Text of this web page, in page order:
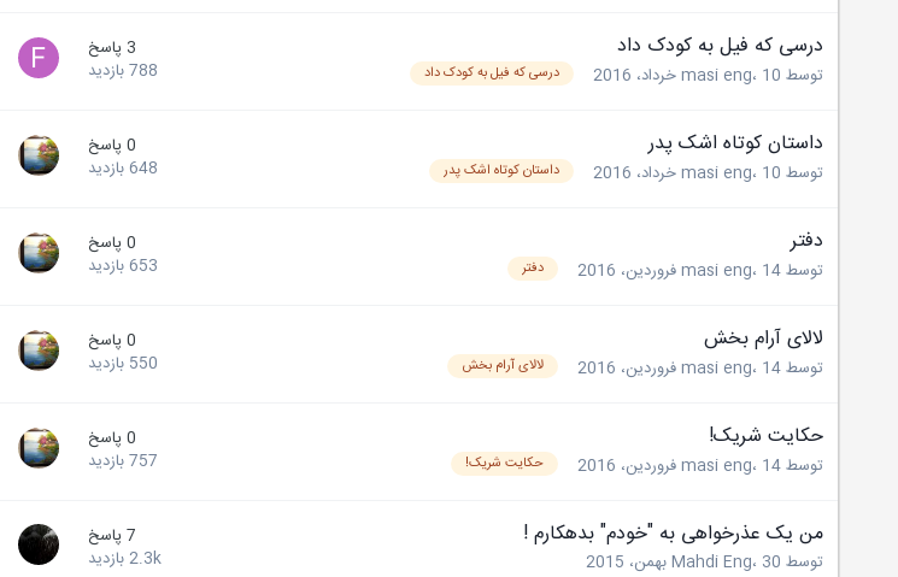
درسی که فیل به کودک داد
توسط masi eng، 10 خرداد، 2016 درسی که فیل به کودک داد
3 پاسخ
788 بازدید
داستان کوتاه اشک پدر
توسط masi eng، 10 خرداد، 2016 داستان کوتاه اشک پدر
0 پاسخ
648 بازدید
دفتر
توسط masi eng، 14 فروردین، 2016 دفتر
0 پاسخ
653 بازدید
لالای آرام بخش
توسط masi eng، 14 فروردین، 2016 لالای آرام بخش
0 پاسخ
550 بازدید
حکایت شریک!
توسط masi eng، 14 فروردین، 2016 حکایت شریک!
0 پاسخ
757 بازدید
ﻣﻦ ﯾﮏ ﻋﺬﺭﺧﻮﺍﻫﯽ ﺑﻪ "ﺧﻮﺩﻡ" ﺑﺪﻫﮑﺎﺭﻡ !
توسط Mahdi Eng، 30 بهمن، 2015
7 پاسخ
2.3k بازدید